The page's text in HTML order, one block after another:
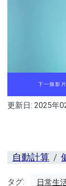
下一個影
更新日: 2025年
自動計算
タグ: 日常生